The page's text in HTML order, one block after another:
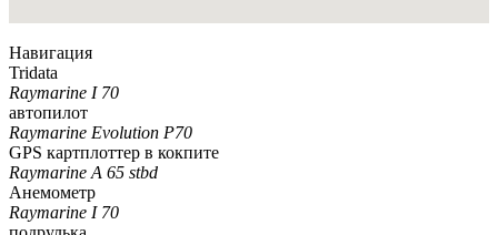
Навигация
Tridata
Raymarine I 70
автопилот
Raymarine Evolution P70
GPS картплоттер в кокпите
Raymarine A 65 stbd
Анемометр
Raymarine I 70